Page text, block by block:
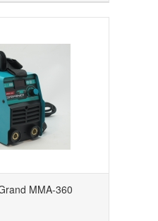
MMA-360